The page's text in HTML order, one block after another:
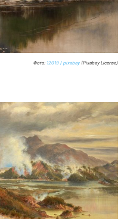
Фото: 12019 / pixabay (Pixabay License)